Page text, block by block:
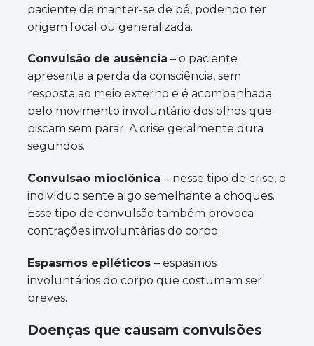
paciente de manter-se de pé, podendo ter
origem focal ou generalizada.
Convulsão de ausência – o paciente
apresenta a perda da consciência, sem
resposta ao meio externo e é acompanhada
pelo movimento involuntário dos olhos que
piscam sem parar. A crise geralmente dura
segundos.
Convulsão mioclônica – nesse tipo de crise, o
indivíduo sente algo semelhante a choques.
Esse tipo de convulsão também provoca
contrações involuntárias do corpo.
Espasmos epiléticos – espasmos
involuntários do corpo que costumam ser
breves.
Doenças que causam convulsões